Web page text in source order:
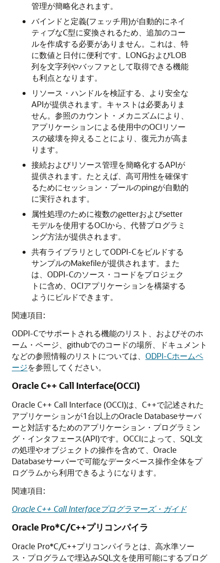
管理が簡略化されます。
バインドと定義(フェッチ用)が自動的にネイ
ティブなC型に変換されるため、追加のコー
ルを作成する必要がありません。これは、特
に数値と日付に便利です。LONGおよびLOB
列を文字列やバッファとして取得できる機能
も利点となります。
リソース・ハンドルを検証する、より安全な
APIが提供されます。キャストは必要ありま
せん。参照のカウント・メカニズムにより、
アプリケーションによる使用中のOCIリソー
スの破壊を抑えることにより、復元力が高ま
ります。
接続およびリソース管理を簡略化するAPIが
提供されます。たとえば、高可用性を確保す
るためにセッション・プールのpingが自動的
に実行されます。
属性処理のために複数のgetterおよびsetter
モデルを使用するOCIから、代替プログラミ
ング方法が提供されます。
共有ライブラリとしてODPI-Cをビルドする
サンプルのMakefileが提供されます。また
は、ODPI-Cのソース・コードをプロジェク
トに含め、OCIアプリケーションを構築する
ようにビルドできます。
関連項目:
ODPI-Cでサポートされる機能のリスト、およびそのホ
ーム・ページ、githubでのコードの場所、ドキュメント
などの参照情報のリストについては、 ODPI-Cホームペ
ージを参照してください。
Oracle C++ Call Interface(OCCI)
Oracle C++ Call Interface (OCCI)は、C++で記述された
アプリケーションが1台以上のOracle Databaseサーバ
ーと対話するためのアプリケーション・プログラミン
グ・インタフェース(API)です。OCCIによって、SQL文
の処理やオブジェクトの操作を含めて、Oracle
Databaseサーバーで可能なデータベース操作全体をプ
ログラムから利用できるようになります。
関連項目:
Oracle C++ Call Interfaceプログラマーズ・ガイド
Oracle Pro*C/C++プリコンパイラ
Oracle Pro*C/C++プリコンパイラとは、高水準ソー
ス・プログラムで埋込みSQL文を使用可能にするプログ